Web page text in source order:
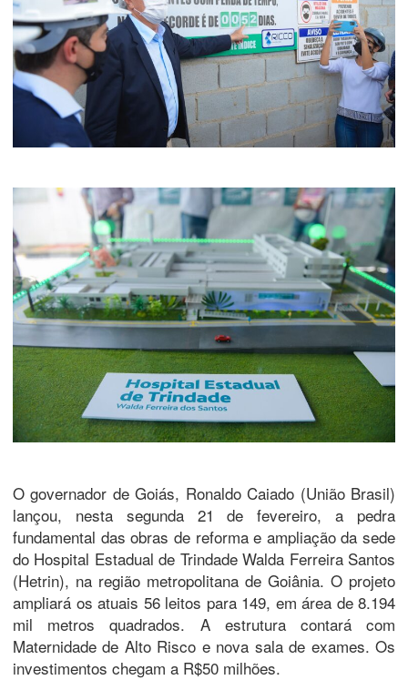
O governador de Goiás, Ronaldo Caiado (União Brasil)
lançou, nesta segunda 21 de fevereiro, a pedra
fundamental das obras de reforma e ampliação da sede
do Hospital Estadual de Trindade Walda Ferreira Santos
(Hetrin), na região metropolitana de Goiânia. O projeto
ampliará os atuais 56 leitos para 149, em área de 8.194
mil metros quadrados. A estrutura contará com
Maternidade de Alto Risco e nova sala de exames. Os
investimentos chegam a R$50 milhões.